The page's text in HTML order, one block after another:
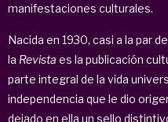
manifestaciones culturales.
Nacida en 1930, casi a la par
la Revista es la publicación
parte integral de la vida
independencia que le dio
dejado en ella un sello